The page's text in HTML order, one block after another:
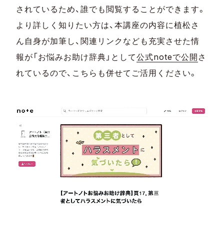
されているため、誰でも閲覧することができます。
より詳しく知りたい方は、本講座の内容に植松さ
ん自身が加筆し、関連リンクなども充実させた情
報が「お悩みお助け辞典」として公式noteで公開 さ
れているので、こちらも併せてご活用ください。